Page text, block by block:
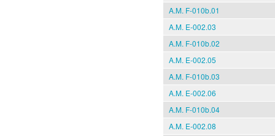
A.M. F-010b.01
A.M. E-002.03
A.M. F-010b.02
A.M. E-002.05
A.M. F-010b.03
A.M. E-002.06
A.M. F-010b.04
A.M. E-002.08